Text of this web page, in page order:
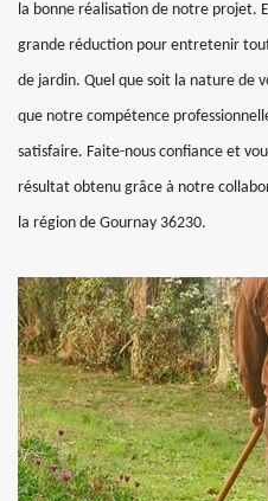
la bonne réalisation de notre projet.
grande réduction pour entretenir
de jardin. Quel que soit la nature de
que notre compétence
satisfaire. Faite-nous confiance et
résultat obtenu grâce à notre
la région de Gournay 36230.